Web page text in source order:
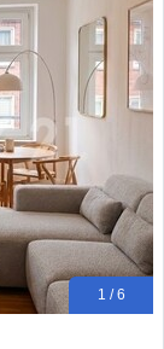
1 / 6